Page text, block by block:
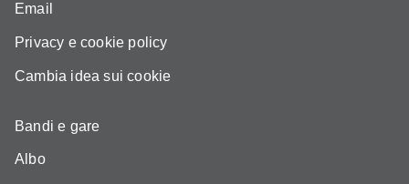
Email
Privacy e cookie policy
Cambia idea sui cookie
Bandi e gare
Albo